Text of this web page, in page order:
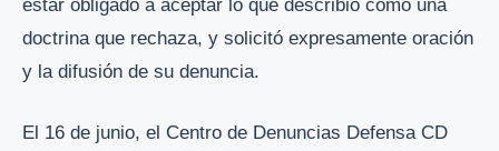
estar obligado a aceptar lo que describió como una
doctrina que rechaza, y solicitó expresamente oración
y la difusión de su denuncia.
El 16 de junio, el Centro de Denuncias Defensa CD